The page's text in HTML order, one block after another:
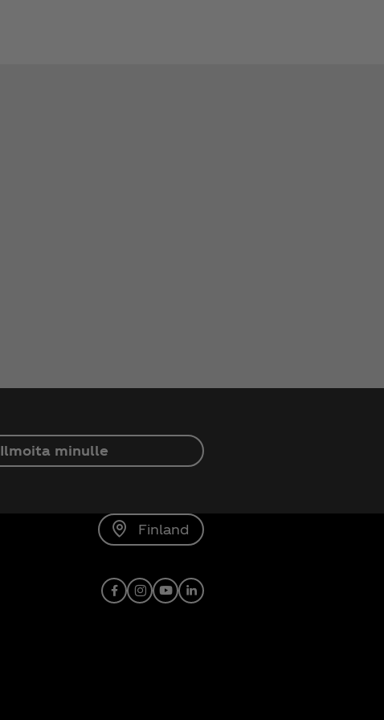
Ilmoita minulle
Finland
Facebook
Instagram
YoutubeLinkedin